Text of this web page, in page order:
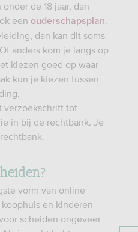
de 18 jaar, dan
een ouderschapsplan.
dan kan dit soms
anders kom je langs op
kiezen goed op waar
kun je kiezen tussen
verzoekschrift tot
in bij de rechtbank. Je
vorm van online
en kinderen
scheiden ongeveer